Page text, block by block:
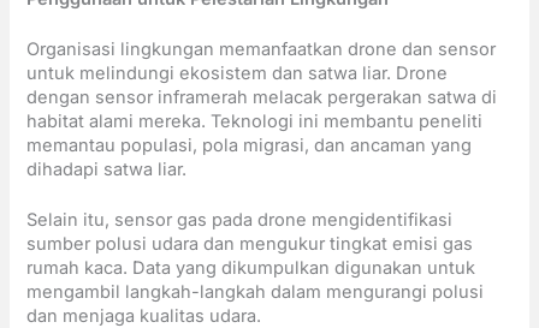
Organisasi lingkungan memanfaatkan drone dan sensor
untuk melindungi ekosistem dan satwa liar. Drone
dengan sensor inframerah melacak pergerakan satwa di
habitat alami mereka. Teknologi ini membantu peneliti
memantau populasi, pola migrasi, dan ancaman yang
dihadapi satwa liar.
Selain itu, sensor gas pada drone mengidentifikasi
sumber polusi udara dan mengukur tingkat emisi gas
rumah kaca. Data yang dikumpulkan digunakan untuk
mengambil langkah-langkah dalam mengurangi polusi
dan menjaga kualitas udara.